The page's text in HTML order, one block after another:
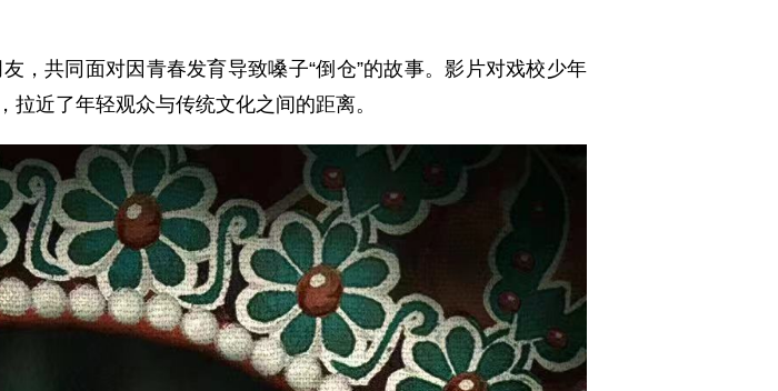
共同面对因青春发育导致嗓子“倒仓”的故事。影片对戏校少年
近了年轻观众与传统文化之间的距离。